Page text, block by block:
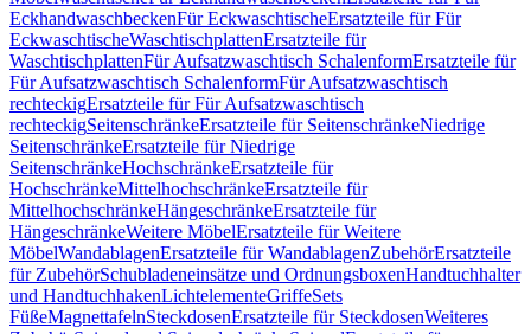
EckhandwaschbeckenFür EckwaschtischeErsatzteile für Für
EckwaschtischeWaschtischplattenErsatzteile für
WaschtischplattenFür Aufsatzwaschtisch SchalenformErsatzteile für
Für Aufsatzwaschtisch SchalenformFür Aufsatzwaschtisch
rechteckigErsatzteile für Für Aufsatzwaschtisch
rechteckigSeitenschränkeErsatzteile für SeitenschränkeNiedrige
SeitenschränkeErsatzteile für Niedrige
SeitenschränkeHochschränkeErsatzteile für
HochschränkeMittelhochschränkeErsatzteile für
MittelhochschränkeHängeschränkeErsatzteile für
HängeschränkeWeitere MöbelErsatzteile für Weitere
MöbelWandablagenErsatzteile für WandablagenZubehörErsatzteile
für ZubehörSchubladeneinsätze und OrdnungsboxenHandtuchhalter
und HandtuchhakenLichtelementeGriffeSets
FüßeMagnettafelnSteckdosenErsatzteile für SteckdosenWeiteres